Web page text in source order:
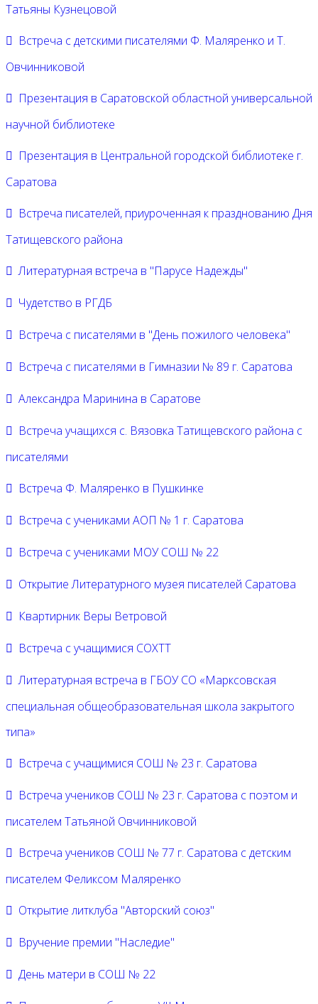
Татьяны Кузнецовой
Встреча с детскими писателями Ф. Маляренко и Т.
Овчинниковой
Презентация в Саратовской областной универсальной
научной библиотеке
Презентация в Центральной городской библиотеке г.
Саратова
Встреча писателей, приуроченная к празднованию Дня
Татищевского района
Литературная встреча в "Парусе Надежды"
Чудетство в РГДБ
Встреча с писателями в "День пожилого человека"
Встреча с писателями в Гимназии № 89 г. Саратова
Александра Маринина в Саратове
Встреча учащихся с. Вязовка Татищевского района с
писателями
Встреча Ф. Маляренко в Пушкинке
Встреча с учениками АОП № 1 г. Саратова
Встреча с учениками МОУ СОШ № 22
Открытие Литературного музея писателей Саратова
Квартирник Веры Ветровой
Встреча с учащимися СОХТТ
Литературная встреча в ГБОУ СО «Марксовская
специальная общеобразовательная школа закрытого
типа»
Встреча с учащимися СОШ № 23 г. Саратова
Встреча учеников СОШ № 23 г. Саратова с поэтом и
писателем Татьяной Овчинниковой
Встреча учеников СОШ № 77 г. Саратова с детским
писателем Феликсом Маляренко
Открытие литклуба "Авторский союз"
Вручение премии "Наследие"
День матери в СОШ № 22